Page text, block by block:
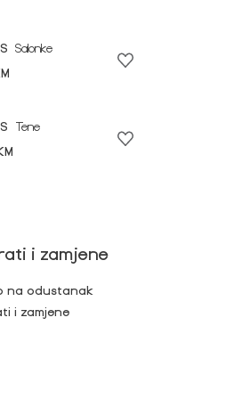
Salonke
Tene
i zamjene
na odustanak
i zamjene